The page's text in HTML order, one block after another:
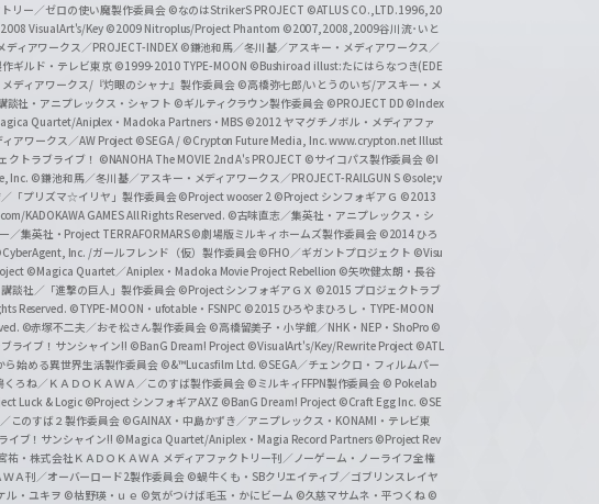
リー／ゼロの使い魔製作委員会 ©なのはStrikerS PROJECT ©ATLUS CO.,LTD.1996,20
VisualArt's/Key ©2009 Nitroplus/Project Phantom ©2007,2008,2009谷川流･いと
ィアワークス／PROJECT-INDEX ©鎌池和馬／冬川基／アスキー・メディアワークス／
ギルド・テレビ東京 ©1999-2010 TYPE-MOON ©Bushiroad illust:たにはらなつき(EDE
ディアワークス/『灼眼のシャナ』製作委員会 ©高橋弥七郎/いとうのいぢ/アスキー・メ
談社・アニプレックス・シャフト ©ギルティクラウン製作委員会 ©PROJECT DD ©Index
Quartet/Aniplex・Madoka Partners・MBS ©2012 ヤマグチノボル・メディアファ
アワークス／AW Project ©SEGA / ©Crypton Future Media, Inc. www.crypton.net Illust
トラブライブ！ ©NANOHA The MOVIE 2nd A's PROJECT ©サイコパス製作委員会 ©I
Inc. ©鎌池和馬／冬川基／アスキー・メディアワークス／PROJECT-RAILGUN S ©sole;v
「プリズマ☆イリヤ」製作委員会©Project wooser 2 ©Project シンフォギアＧ ©2013
KADOKAWA GAMES All Rights Reserved. ©古味直志／集英社・アニプレックス・シ
／集英社・Project TERRAFORMARS©劇場版ミルキィホームズ製作委員会 ©2014 ひろ
Inc. /ガールフレンド（仮）製作委員会©FHO／ギガントプロジェクト ©Visu
©Magica Quartet／Aniplex・Madoka Movie Project Rebellion ©矢吹健太朗・長谷
談社／「進撃の巨人」製作委員会 ©Project シンフォギアＧＸ ©2015 プロジェクトラブ
Reserved. ©TYPE-MOON・ufotable・FSNPC ©2015 ひろやまひろし・TYPE-MOON
©赤塚不二夫／おそ松さん製作委員会 ©高橋留美子・小学館／NHK・NEP・ShoPro ©
ライブ！サンシャイン!! ©BanG Dream! Project ©VisualArt's/Key/Rewrite Project ©ATL
ら始める異世界生活製作委員会 ©&™Lucasfilm Ltd. ©SEGA／チェンクロ・フィルムパー
ろね／ＫＡＤＯＫＡＷＡ／このすば製作委員会 ©ミルキィFFPN製作委員会 © Pokelab
Luck & Logic ©Project シンフォギアAXZ ©BanG Dream! Project ©Craft Egg Inc. ©SE
このすば２製作委員会 ©GAINAX・中島かずき／アニプレックス・KONAMI・テレビ東
イブ！サンシャイン!! ©Magica Quartet/Aniplex・Magia Record Partners ©Project Rev
祐・株式会社ＫＡＤＯＫＡＷＡ メディアファクトリー刊／ノーゲーム・ノーライフ全権
Ａ刊／オーバーロード2製作委員会 ©蝸牛くも・SBクリエイティブ／ゴブリンスレイヤ
ル・ユキヲ ©枯野瑛・ｕｅ ©気がつけば毛玉・かにビーム ©久慈マサムネ・平つくね ©